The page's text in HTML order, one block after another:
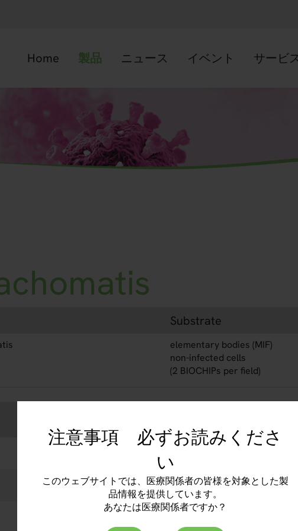
注意事項 必ずお読みくださ
い
このウェブサイトでは、医療関係者の皆様を対象とした製
品情報を提供しています。
あなたは医療関係者ですか？
Home 製品 ニュース イベント サービ
Substrate
elementary bodies (MIF)
non-infected cells
(2 BIOCHIPs per field)
FI 2191-1005-80 G